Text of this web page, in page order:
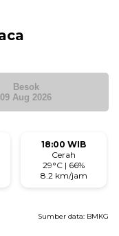
Besok
09 Aug 2026
18:00 WIB
Cerah
29°C | 66%
8.2 km/jam
Sumber data: BMKG